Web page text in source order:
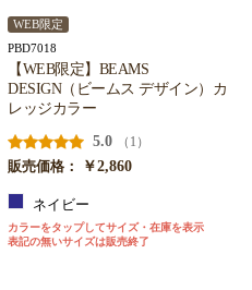
WEB限定
PBD7018
【WEB限定】BEAMS
DESIGN（ビームス デザイン）カ
レッジカラー
5.0
（1）
販売価格：
￥2,860
ネイビー
カラーをタップしてサイズ・在庫を表示
表記の無いサイズは販売終了